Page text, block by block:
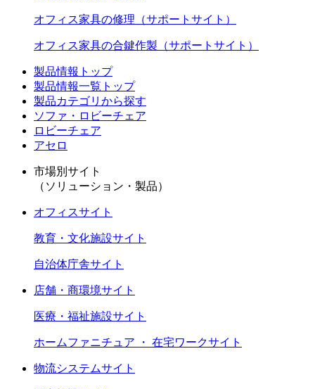
オフィス家具の修理（サポートサイト）
オフィス家具の合鍵作製（サポートサイト）
製品情報トップ
製品情報一覧トップ
製品カテゴリから探す
ソファ・ロビーチェア
ロビーチェア
アセロ
市場別サイト
（ソリューション・製品）
オフィスサイト
教育・文化施設サイト
自治体庁舎サイト
店舗・商環境サイト
医療・福祉施設サイト
ホームファニチュア ・ 在宅ワークサイト
物流システムサイト